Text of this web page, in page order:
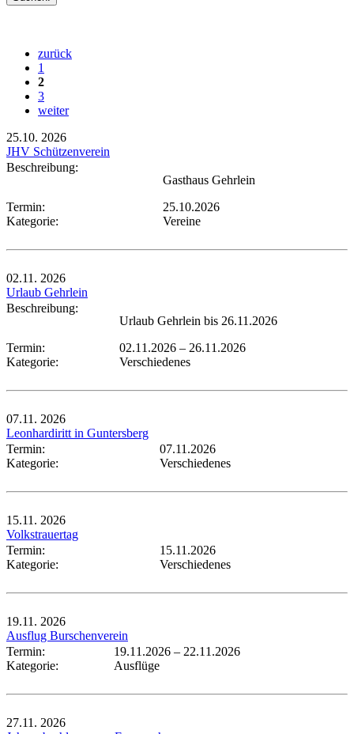
zurück
1
2
3
weiter
25.10. 2026
JHV Schützenverein
Beschreibung:
Gasthaus Gehrlein
Termin:
25.10.2026
Kategorie:
Vereine
02.11. 2026
Urlaub Gehrlein
Beschreibung:
Urlaub Gehrlein bis 26.11.2026
Termin:
02.11.2026 – 26.11.2026
Kategorie:
Verschiedenes
07.11. 2026
Leonhardiritt in Guntersberg
Termin:
07.11.2026
Kategorie:
Verschiedenes
15.11. 2026
Volkstrauertag
Termin:
15.11.2026
Kategorie:
Verschiedenes
19.11. 2026
Ausflug Burschenverein
Termin:
19.11.2026 – 22.11.2026
Kategorie:
Ausflüge
27.11. 2026